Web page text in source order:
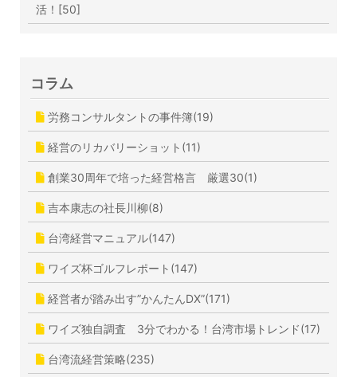
活！[50]
コラム
労務コンサルタントの事件簿(19)
経営のリカバリーショット(11)
創業30周年で培った経営格言 厳選30(1)
吉本康志の社長川柳(8)
台湾経営マニュアル(147)
ワイズ杯ゴルフレポート(147)
経営者が踏み出す”かんたんDX”(171)
ワイズ独自調査 3分でわかる！台湾市場トレンド(17)
台湾流経営策略(235)